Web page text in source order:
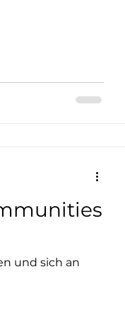
und sich an